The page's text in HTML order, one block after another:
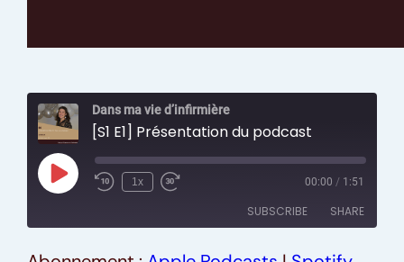
Dans ma vie d’infirmière
[S1 E1] Présentation du podcast
Play
Episode
1x 00:00 / 1:51
SUBSCRIBE SHARE